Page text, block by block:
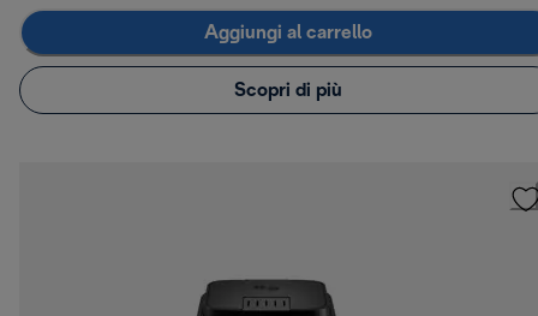
Aggiungi al carrello
Scopri di più